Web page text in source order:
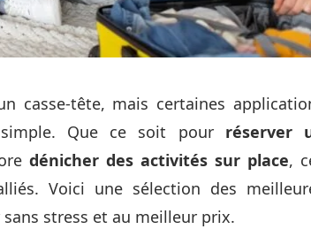
casse-tête, mais certaines
Que ce soit pour réserver
dénicher des activités sur place,
Voici une sélection des
stress et au meilleur prix.